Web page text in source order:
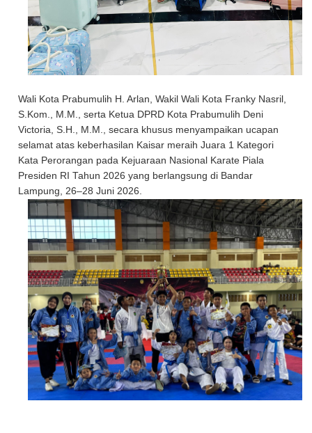
Wali Kota Prabumulih H. Arlan, Wakil Wali Kota Franky Nasril,
S.Kom., M.M., serta Ketua DPRD Kota Prabumulih Deni
Victoria, S.H., M.M., secara khusus menyampaikan ucapan
selamat atas keberhasilan Kaisar meraih Juara 1 Kategori
Kata Perorangan pada Kejuaraan Nasional Karate Piala
Presiden RI Tahun 2026 yang berlangsung di Bandar
Lampung, 26–28 Juni 2026.